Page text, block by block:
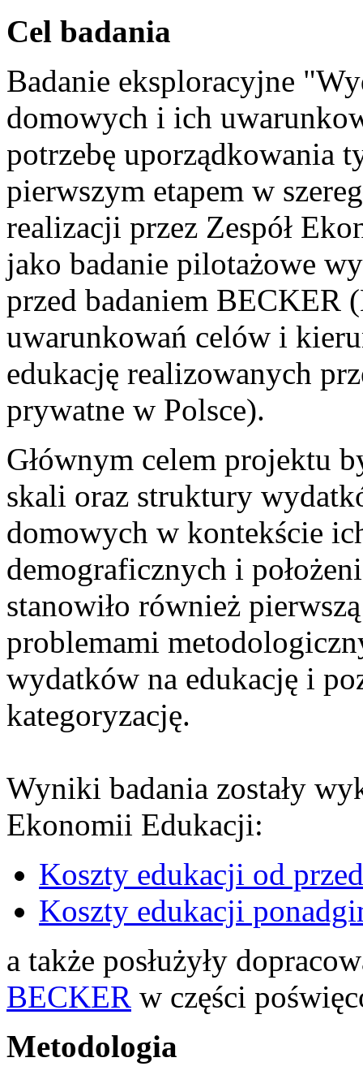
Cel badania
Badanie eksploracyjne
domowych i ich
potrzebę uporządkowania
pierwszym etapem w
realizacji przez Zespół
jako badanie pilotażowe
przed badaniem BECKER
uwarunkowań celów i
edukację realizowanych
prywatne w Polsce).
Głównym celem projektu
skali oraz struktury
domowych w kontekście
demograficznych i
stanowiło również
problemami
wydatków na edukację i
kategoryzację.
Wyniki badania zostały
Ekonomii Edukacji:
Koszty edukacji od
Koszty edukacji
a także posłużyły
BECKER w części
Metodologia